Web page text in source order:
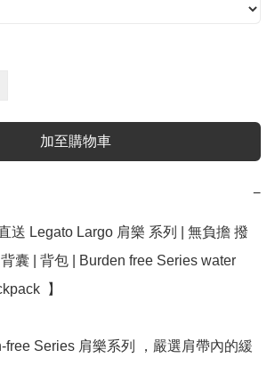
加至購物車
−
送 Legato Largo 肩樂 系列 | 無負擔 撥
囊 | 背包 | Burden free Series water
】
free Series 肩樂系列 ，嚴選肩帶內的緩